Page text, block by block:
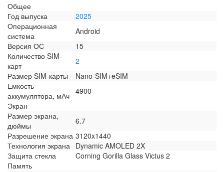
Общее
Год выпуска
2025
Операционная
система
Android
Версия ОС
15
Количество SIM-
карт
2
Размер SIM-карты
Nano-SIM+eSIM
Емкость
аккумулятора, мАч 4900
Экран
Размер экрана,
дюймы
6.7
Разрешение экрана 3120x1440
Технология экрана
Dynamic AMOLED 2X
Защита стекла
Corning Gorilla Glass Victus 2
Память